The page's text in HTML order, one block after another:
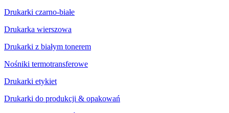
Drukarki czarno-białe
Drukarka wierszowa
Drukarki z białym tonerem
Nośniki termotransferowe
Drukarki etykiet
Drukarki do produkcji & opakowań